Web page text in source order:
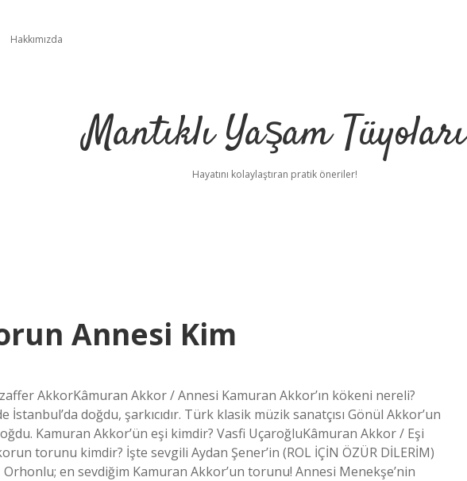
Hakkımızda
Mantıklı Yaşam Tüyoları
Hayatını kolaylaştıran pratik öneriler!
Annesi Kim
AkkorKâmuran Akkor / Annesi Kamuran Akkor’ın kökeni nereli?
İstanbul’da doğdu, şarkıcıdır. Türk klasik müzik sanatçısı Gönül Akkor’un
Kamuran Akkor’ün eşi kimdir? Vasfi UçaroğluKâmuran Akkor / Eşi
torunu kimdir? İşte sevgili Aydan Şener’in (ROL İÇİN ÖZÜR DİLERİM)
en sevdiğim Kamuran Akkor’un torunu! Annesi Menekşe’nin